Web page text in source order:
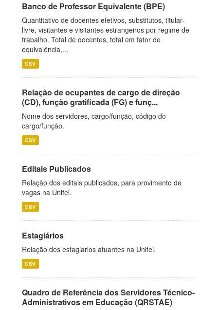
Banco de Professor Equivalente (BPE)
Quantitativo de docentes efetivos, substitutos, titular-
livre, visitantes e visitantes estrangeiros por regime de
trabalho. Total de docentes, total em fator de
equivalência,...
CSV
Relação de ocupantes de cargo de direção
(CD), função gratificada (FG) e funç...
Nome dos servidores, cargo/função, código do
cargo/função.
CSV
Editais Publicados
Relação dos editais publicados, para provimento de
vagas na Unifei.
CSV
Estagiários
Relação dos estagiários atuantes na Unifei.
CSV
Quadro de Referência dos Servidores Técnico-
Administrativos em Educação (QRSTAE)